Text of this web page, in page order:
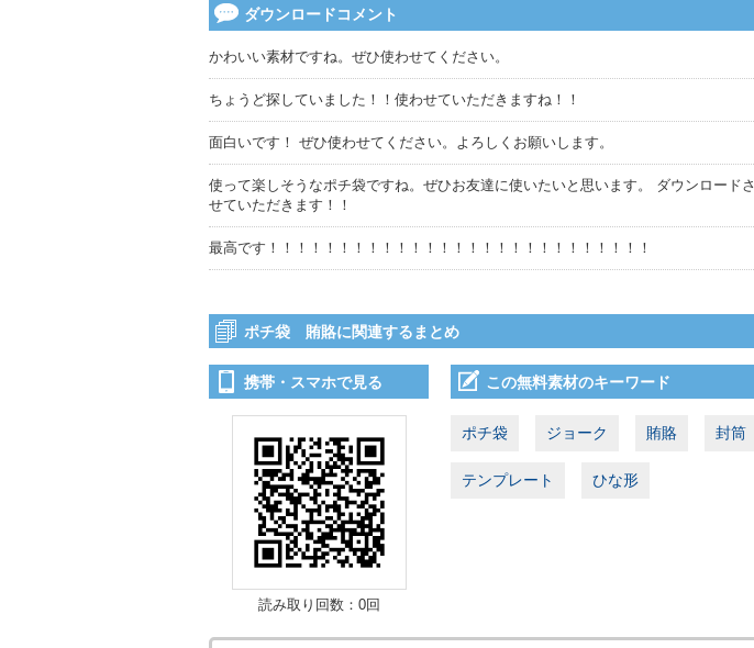
ダウンロードコメント
かわいい素材ですね。ぜひ使わせてください。
ちょうど探していました！！使わせていただきますね！！
面白いです！ ぜひ使わせてください。よろしくお願いします。
使って楽しそうなポチ袋ですね。ぜひお友達に使いたいと思います。 ダウンロードさ
せていただきます！！
最高です！！！！！！！！！！！！！！！！！！！！！！！！！！！
ポチ袋 賄賂に関連するまとめ
携帯・スマホで見る
読み取り回数：0回
この無料素材のキーワード
ポチ袋 ジョーク 賄賂 封筒
テンプレート ひな形